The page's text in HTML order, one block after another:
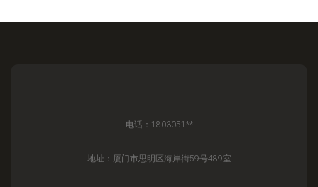
电话：1803051**
地址：厦门市思明区海岸街59号489室